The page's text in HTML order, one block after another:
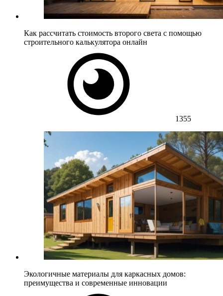
Как рассчитать стоимость второго света с помощью
строительного калькулятора онлайн
1355
Экологичные материалы для каркасных домов:
преимущества и современные инновации